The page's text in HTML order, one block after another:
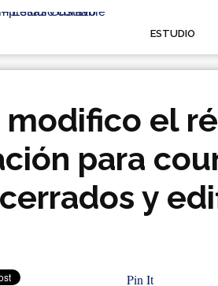
ESTUDIO
modifico el
para
y
Pin It